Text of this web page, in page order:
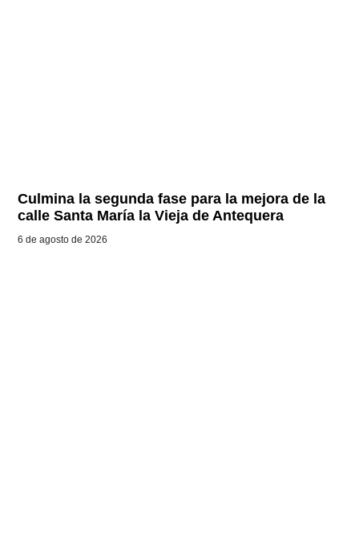
Culmina la segunda fase para la mejora de la
calle Santa María la Vieja de Antequera
6 de agosto de 2026